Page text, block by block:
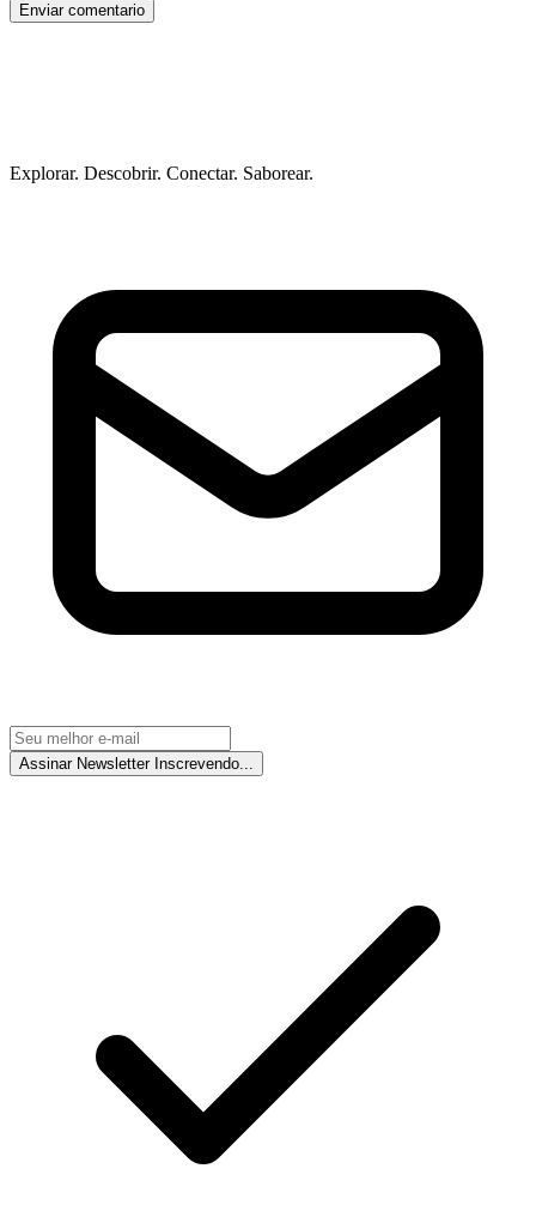
Enviar comentario
Explorar. Descobrir. Conectar. Saborear.
Assinar Newsletter Inscrevendo...